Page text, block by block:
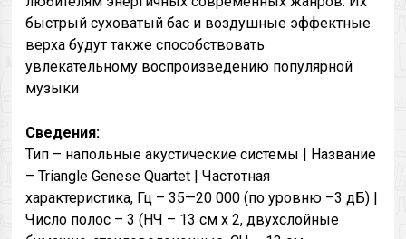
быстрый суховатый бас и воздушные эффектные
верха будут также способствовать
увлекательному воспроизведению популярной
музыки
Сведения:
Тип – напольные акустические системы | Название
– Triangle Genese Quartet | Частотная
характеристика, Гц – 35—20 000 (по уровню –3 дБ) |
Число полос – 3 (НЧ – 13 см x 2, двухслойные